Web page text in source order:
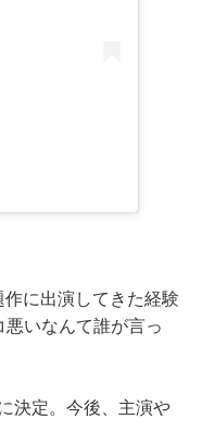
に出演してきた経験
いなんて誰が言っ
決定。今後、主演や